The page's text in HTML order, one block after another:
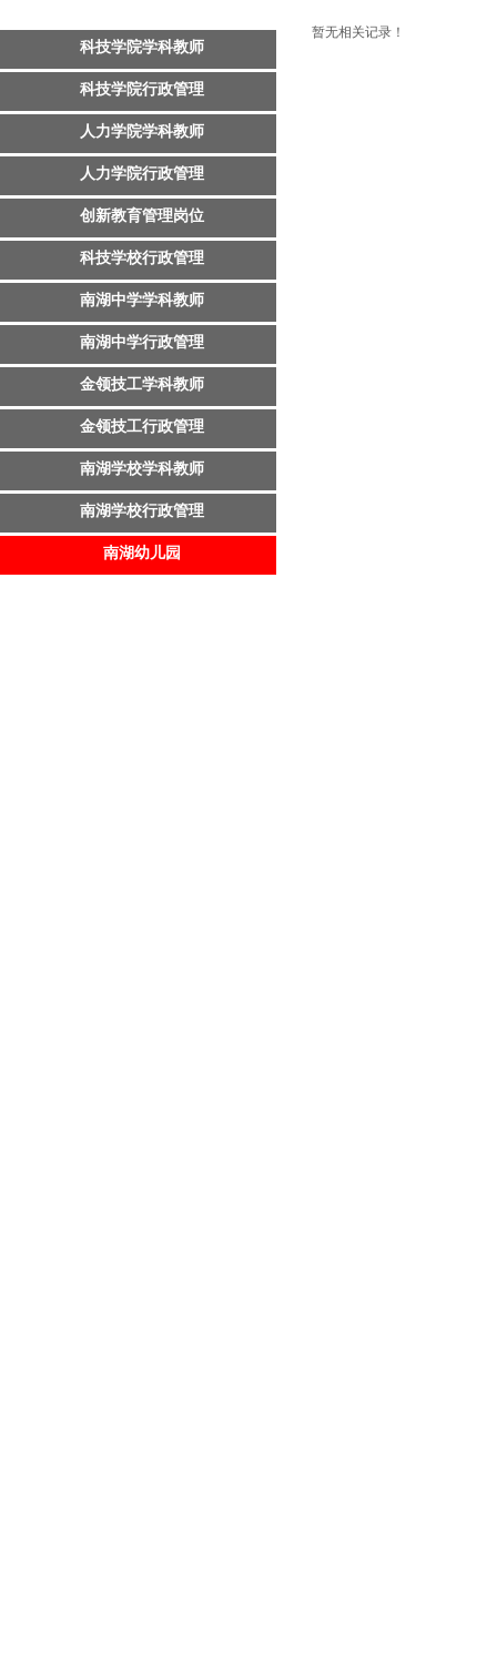
暂无相关记录！
科技学院学科教师
科技学院行政管理
人力学院学科教师
人力学院行政管理
创新教育管理岗位
科技学校行政管理
南湖中学学科教师
南湖中学行政管理
金领技工学科教师
金领技工行政管理
南湖学校学科教师
南湖学校行政管理
南湖幼儿园